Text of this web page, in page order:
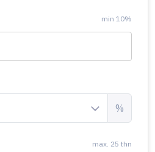
min 10%
%
max. 25 thn